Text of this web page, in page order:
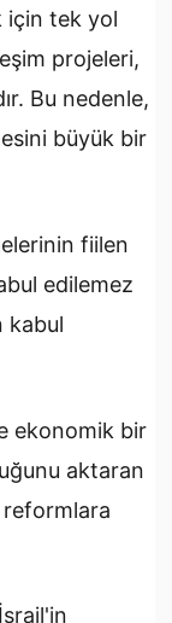
için tek yol
projeleri,
Bu nedenle,
büyük bir
fiilen
edilemez
kabul
ekonomik bir
aktaran